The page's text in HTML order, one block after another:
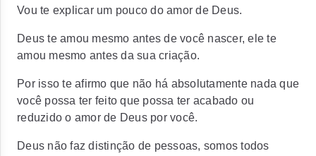
Vou te explicar um pouco do amor de Deus.
Deus te amou mesmo antes de você nascer, ele te
amou mesmo antes da sua criação.
Por isso te afirmo que não há absolutamente nada que
você possa ter feito que possa ter acabado ou
reduzido o amor de Deus por você.
Deus não faz distinção de pessoas, somos todos